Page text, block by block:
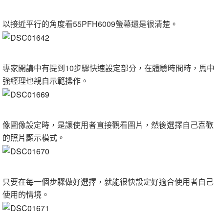
以接近平行的角度看55PFH6009螢幕還是很清楚。
專家開講中有提到10步驟快速設定部分，在體驗時間時，馬中
強經理也親自示範操作。
像圖像設定時，是讓使用者直接觀看圖片，然後選擇自己喜歡
的照片顯示模式。
只要在每一個步驟做好選擇，就能很快設定好適合使用者自己
使用的情境。